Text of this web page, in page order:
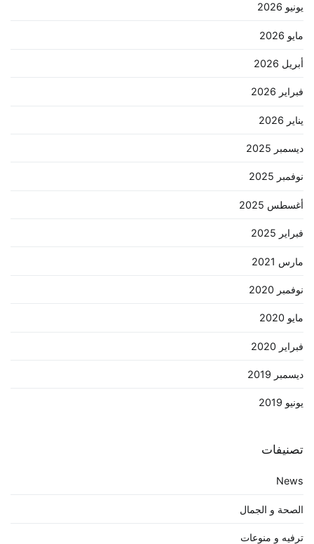
يونيو 2026
مايو 2026
أبريل 2026
فبراير 2026
يناير 2026
ديسمبر 2025
نوفمبر 2025
أغسطس 2025
فبراير 2025
مارس 2021
نوفمبر 2020
مايو 2020
فبراير 2020
ديسمبر 2019
يونيو 2019
تصنيفات
News
الصحة و الجمال
ترفيه و منوعات